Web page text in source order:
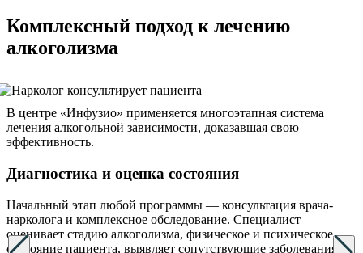
Комплексный подход к лечению
алкоголизма
В центре «Инфузио» применяется многоэтапная система
лечения алкогольной зависимости, доказавшая свою
эффективность.
Диагностика и оценка состояния
Начальный этап любой программы — консультация врача-
нарколога и комплексное обследование. Специалист
оценивает стадию алкоголизма, физическое и психическое
состояние пациента, выявляет сопутствующие заболевания.